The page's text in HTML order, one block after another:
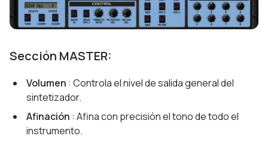
Sección MASTER:
Volumen : Controla el nivel de salida general del
sintetizador.
Afinación : Afina con precisión el tono de todo el
instrumento.